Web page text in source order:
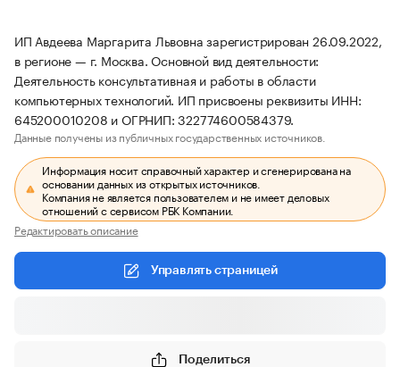
ИП Авдеева Маргарита Львовна зарегистрирован 26.09.2022,
в регионе — г. Москва. Основной вид деятельности:
Деятельность консультативная и работы в области
компьютерных технологий. ИП присвоены реквизиты ИНН:
645200010208 и ОГРНИП: 322774600584379.
Данные получены из публичных государственных источников.
Информация носит справочный характер и сгенерирована на
основании данных из открытых источников.
Компания не является пользователем и не имеет деловых
отношений с сервисом РБК Компании.
Редактировать описание
Управлять страницей
Поделиться